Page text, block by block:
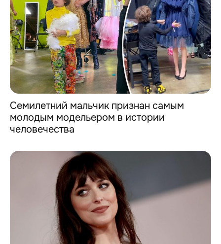
Семилетний мальчик признан самым
молодым модельером в истории
человечества